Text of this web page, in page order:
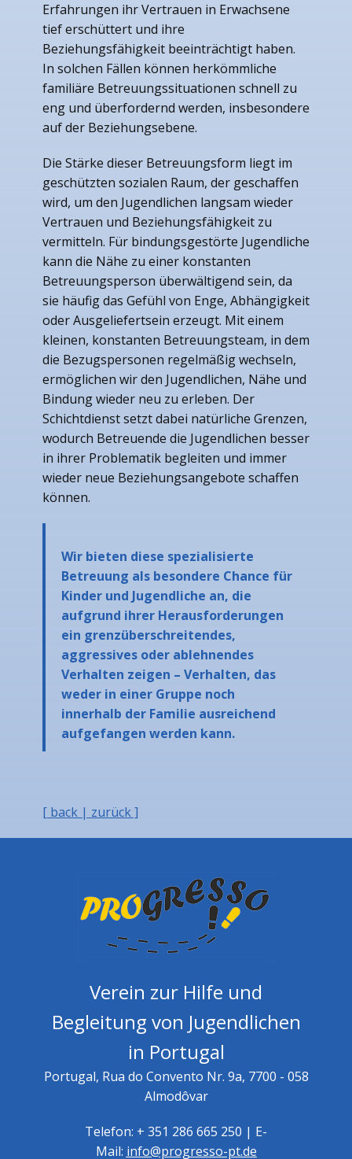
Erfahrungen ihr Vertrauen in Erwachsene
tief erschüttert und ihre
Beziehungsfähigkeit beeinträchtigt haben.
In solchen Fällen können herkömmliche
familiäre Betreuungssituationen schnell zu
eng und überfordernd werden, insbesondere
auf der Beziehungsebene.
Die Stärke dieser Betreuungsform liegt im
geschützten sozialen Raum, der geschaffen
wird, um den Jugendlichen langsam wieder
Vertrauen und Beziehungsfähigkeit zu
vermitteln. Für bindungsgestörte Jugendliche
kann die Nähe zu einer konstanten
Betreuungsperson überwältigend sein, da
sie häufig das Gefühl von Enge, Abhängigkeit
oder Ausgeliefertsein erzeugt. Mit einem
kleinen, konstanten Betreuungsteam, in dem
die Bezugspersonen regelmäßig wechseln,
ermöglichen wir den Jugendlichen, Nähe und
Bindung wieder neu zu erleben. Der
Schichtdienst setzt dabei natürliche Grenzen,
wodurch Betreuende die Jugendlichen besser
in ihrer Problematik begleiten und immer
wieder neue Beziehungsangebote schaffen
können.
Wir bieten diese spezialisierte
Betreuung als besondere Chance für
Kinder und Jugendliche an, die
aufgrund ihrer Herausforderungen
ein grenzüberschreitendes,
aggressives oder ablehnendes
Verhalten zeigen – Verhalten, das
weder in einer Gruppe noch
innerhalb der Familie ausreichend
aufgefangen werden kann.
[ back | zurück ]
Verein zur Hilfe und
Begleitung von Jugendlichen
in Portugal
Portugal, Rua do Convento Nr. 9a, 7700 - 058
Almodôvar
Telefon: + 351 286 665 250 | E-
Mail: info@progresso-pt.de